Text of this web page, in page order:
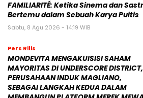
FAMILIARITÉ: Ketika Sinema dan
Bertemu dalam Sebuah Karya Puitis
Sabtu, 8 Agu 2026 - 14:19 WIB
Pers Rilis
MONDEVITA MENGAKUISISI SAHAM
MAYORITAS DI UNDERSCORE DISTRICT,
PERUSAHAAN INDUK MAGLIANO,
SEBAGAI LANGKAH KEDUA DALAM